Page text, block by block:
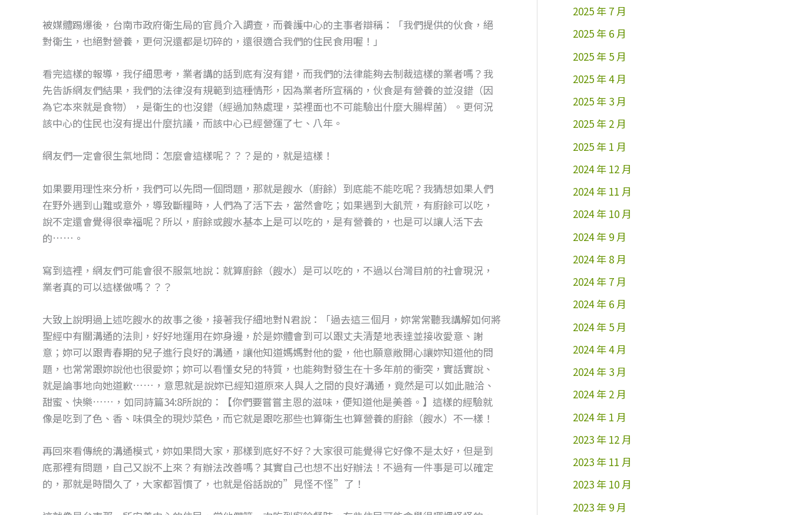
被媒體踢爆後，台南市政府衛生局的官員介入調查，而養護中心的主事者辯稱：「我們提供的伙食，絕
對衛生，也絕對營養，更何況還都是切碎的，還很適合我們的住民食用喔！」
看完這樣的報導，我仔細思考，業者講的話到底有沒有錯，而我們的法律能夠去制裁這樣的業者嗎？我
先告訴網友們結果，我們的法律沒有規範到這種情形，因為業者所宣稱的，伙食是有營養的並沒錯（因
為它本來就是食物），是衛生的也沒錯（經過加熱處理，菜裡面也不可能驗出什麼大腸桿菌）。更何況
該中心的住民也沒有提出什麼抗議，而該中心已經營運了七、八年。
網友們一定會很生氣地問：怎麼會這樣呢？？？是的，就是這樣！
如果要用理性來分析，我們可以先問一個問題，那就是餿水（廚餘）到底能不能吃呢？我猜想如果人們
在野外遇到山難或意外，導致斷糧時，人們為了活下去，當然會吃；如果遇到大飢荒，有廚餘可以吃，
說不定還會覺得很幸福呢？所以，廚餘或餿水基本上是可以吃的，是有營養的，也是可以讓人活下去
的……。
寫到這裡，網友們可能會很不服氣地說：就算廚餘（餿水）是可以吃的，不過以台灣目前的社會現況，
業者真的可以這樣做嗎？？？
大致上說明過上述吃餿水的故事之後，接著我仔細地對N君說：「過去這三個月，妳常常聽我講解如何將
聖經中有關溝通的法則，好好地運用在妳身邊，於是妳體會到可以跟丈夫清楚地表達並接收愛意、謝
意；妳可以跟青春期的兒子進行良好的溝通，讓他知道媽媽對他的愛，他也願意敞開心讓妳知道他的問
題，也常常跟妳說他也很愛妳；妳可以看懂女兒的特質，也能夠對發生在十多年前的衝突，實話實說、
就是論事地向她道歉……，意思就是說妳已經知道原來人與人之間的良好溝通，竟然是可以如此融洽、
甜蜜、快樂……，如同詩篇34:8所說的：【你們要嘗嘗主恩的滋味，便知道他是美善。】這樣的經驗就
像是吃到了色、香、味俱全的現炒菜色，而它就是跟吃那些也算衛生也算營養的廚餘（餿水）不一樣！
再回來看傳統的溝通模式，妳如果問大家，那樣到底好不好？大家很可能覺得它好像不是太好，但是到
底那裡有問題，自己又說不上來？有辦法改善嗎？其實自己也想不出好辦法！不過有一件事是可以確定
的，那就是時間久了，大家都習慣了，也就是俗話說的”見怪不怪”了！
2025 年 7 月
2025 年 6 月
2025 年 5 月
2025 年 4 月
2025 年 3 月
2025 年 2 月
2025 年 1 月
2024 年 12 月
2024 年 11 月
2024 年 10 月
2024 年 9 月
2024 年 8 月
2024 年 7 月
2024 年 6 月
2024 年 5 月
2024 年 4 月
2024 年 3 月
2024 年 2 月
2024 年 1 月
2023 年 12 月
2023 年 11 月
2023 年 10 月
2023 年 9 月